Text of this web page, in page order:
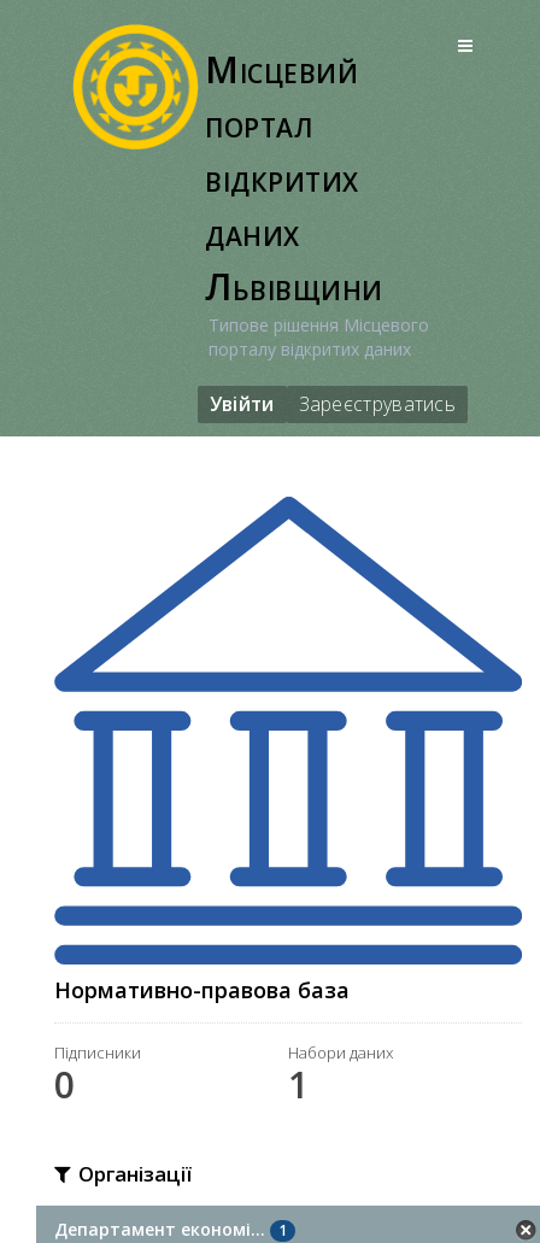
Місцевий
портал
відкритих
даних
Львівщини
Типове рішення Місцевого
порталу відкритих даних
Увійти Зареєструватись
Нормативно-правова база
Підписники
0
Набори даних
1
Організації
Департамент економі... 1